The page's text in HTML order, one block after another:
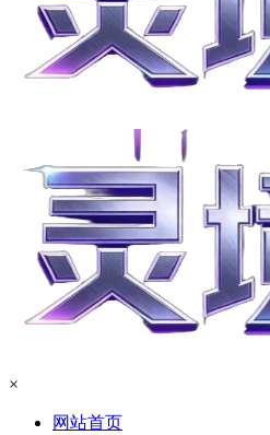
×
网站首页